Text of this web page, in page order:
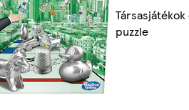
Társasjátékok
puzzle